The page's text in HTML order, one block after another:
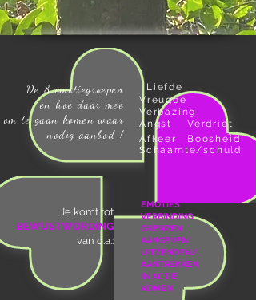
De 8 emotiegroepen
en hoe daar mee
om te gaan komen waar
nodig aanbod !
Liefde
Vreugde
Verdriet
Angst
Afkeer
Boosheid
Verbazing
Schaamte/schuld
Je komt tot
BEWUSTWORDING
van o.a.:
EMOTIES
VERBINDING
GRENZEN
AANGEVEN
UITZENDEN/
AANTREKKEN
IN ACTIE
KOMEN